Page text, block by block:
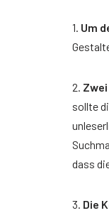
1. Um
2.
sollte
dass
3. Die